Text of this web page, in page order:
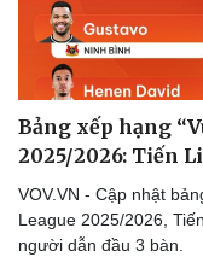
Bóng đá
Lịch thi đấu bóng đá
Thế giới thể thao
eSports
Hậu trường
Bảng xếp hạng
2025/2026: Tiến
VOV.VN - Cập nhật
League 2025/2026,
người dẫn đầu 3 bàn.